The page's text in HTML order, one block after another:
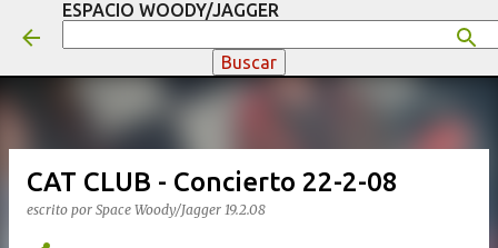
Ir al contenido principal
ESPACIO WOODY/JAGGER
CAT CLUB - Concierto 22-2-08
escrito por Space Woody/Jagger 19.2.08